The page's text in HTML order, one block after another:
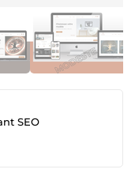
SEO